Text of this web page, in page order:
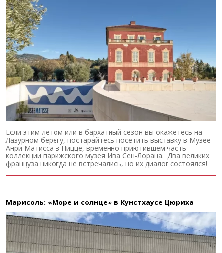
Если этим летом или в бархатный сезон вы окажетесь на
Лазурном берегу, постарайтесь посетить выставку в Музее
Анри Матисса в Ницце, временно приютившем часть
коллекции парижского музея Ива Сен-Лорана. Два великих
француза никогда не встречались, но их диалог состоялся!
Марисоль: «Море и солнце» в Кунстхаусе Цюриха